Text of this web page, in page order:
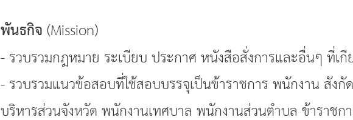
พันธกิจ(Mission)
- รวบรวมกฎหมาย ระเบียบ ประกาศ หนังสือสั่งการและอื่นๆ ที่เ
- รวบรวมแนวข้อสอบที่ใช้สอบบรรจุเป็นข้าราชการ พนักงาน สัง
บริหารส่วนจังหวัด พนักงานเทศบาล พนักงานส่วนตำบล ข้าราชก